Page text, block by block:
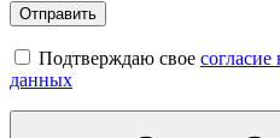
Отправить
Подтверждаю свое
данных